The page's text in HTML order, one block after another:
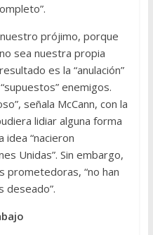
prójimo, porque
sea nuestra propia
es la “anulación”
enemigos.
señala McCann, con la
lidiar alguna forma
idea “nacieron
Unidas”. Sin embargo,
prometedoras, “no han
deseado”.